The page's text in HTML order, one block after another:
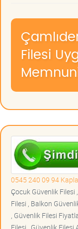
Filesi
0545 240 09 94
Çocuk Güvenlik Filesi
Filesi , Balkon
, Güvenlik Filesi